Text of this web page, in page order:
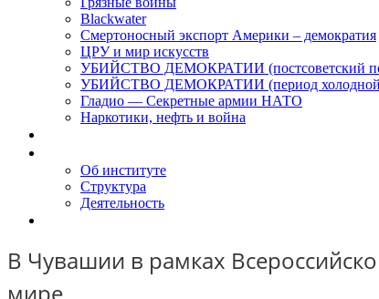
Blackwater
Смертоносный экспорт Америки – демократия
ЦРУ и мир искусств
УБИЙСТВО ДЕМОКРАТИИ (постсоветский
УБИЙСТВО ДЕМОКРАТИИ (период
Гладио — Секретные армии НАТО
Наркотики, нефть и война
Об институте
Структура
Деятельность
В Чувашии в рамках